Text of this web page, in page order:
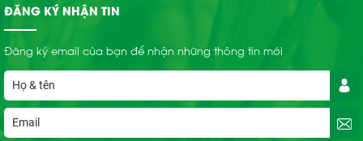
ĐĂNG KÝ NHẬN TIN
Đăng ký email của bạn để nhận những thông tin mới